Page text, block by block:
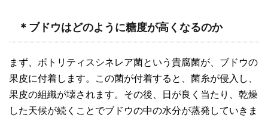
＊ブドウはどのように糖度が高くなるのか
まず、ボトリティスシネレア菌という貴腐菌が、ブドウの
果皮に付着します。この菌が付着すると、菌糸が侵入し、
果皮の組織が壊されます。その後、日が良く当たり、乾燥
した天候が続くことでブドウの中の水分が蒸発していきま